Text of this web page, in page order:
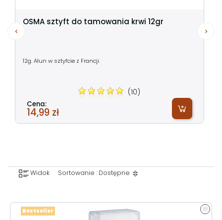
OSMA sztyft do tamowania krwi 12gr
12g. Ałun w sztyfcie z Francji.
(10)
Cena:
14,99 zł
Widok Sortowanie : Dostępne
Bestseller